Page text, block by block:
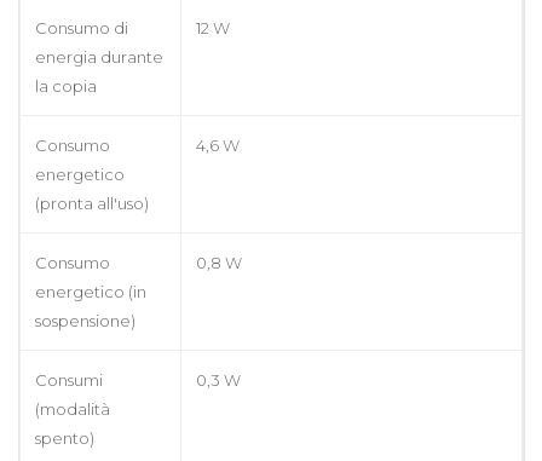
Consumo di
energia durante
la copia
12 W
Consumo
energetico
(pronta all'uso)
4,6 W
Consumo
energetico (in
sospensione)
0,8 W
Consumi
(modalità
spento)
0,3 W